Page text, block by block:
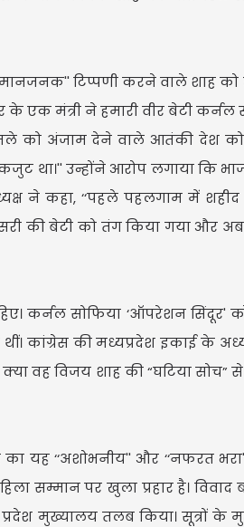
टिप्पणी करने वाले शाह
के एक मंत्री ने हमारी वीर बेटी कर्नल
को अंजाम देने वाले आतंकी देश को
था।'' उन्होंने आरोप लगाया कि
ने कहा, ‘‘पहले पहलगाम में
की बेटी को तंग किया गया और
कर्नल सोफिया ‘ऑपरेशन सिंदूर'
कांग्रेस की मध्यप्रदेश इकाई के
वह विजय शाह की “घटिया सोच”
का यह ‘‘अशोभनीय'' और ‘‘नफरत
सम्मान पर खुला प्रहार है। विवाद
मुख्यालय तलब किया। सूत्रों के